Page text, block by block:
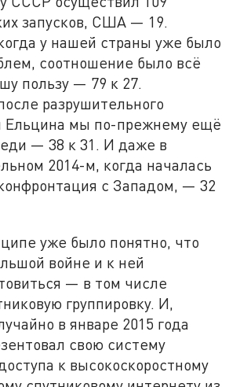
запусков, США — 19.
у нашей страны уже было
соотношение было всё
пользу — 79 к 27.
разрушительного
Ельцина мы по-прежнему ещё
— 38 к 31. И даже в
2014-м, когда началась
с Западом, — 32
уже было понятно, что
войне и к ней
— в том числе
группировку. И,
в январе 2015 года
свою систему
к высокоскоростному